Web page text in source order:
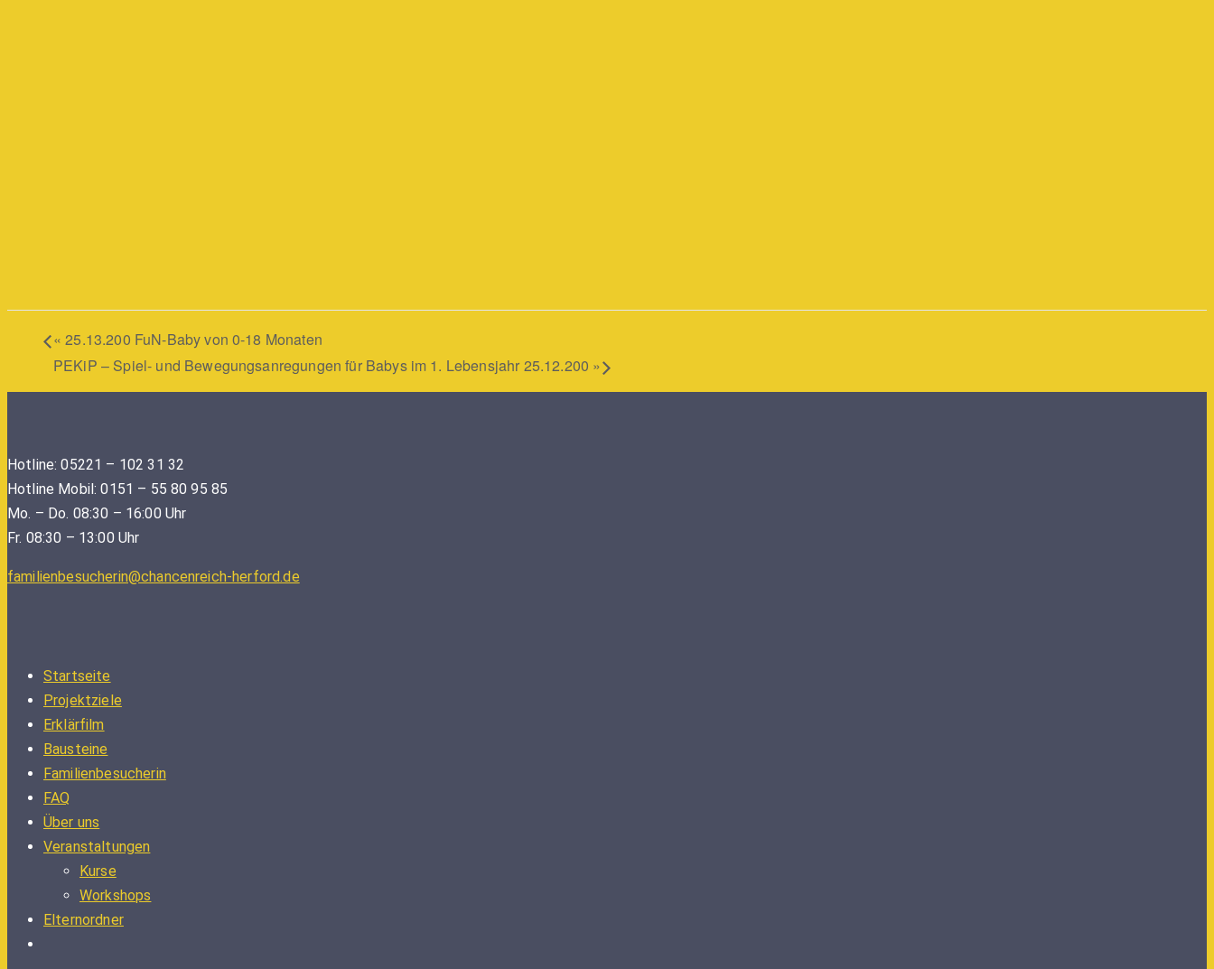
« 25.13.200 FuN-Baby von 0-18 Monaten
PEKiP – Spiel- und Bewegungsanregungen für Babys im 1. Lebensjahr 25.12.200 »
Hotline: 05221 – 102 31 32
Hotline Mobil: 0151 – 55 80 95 85
Mo. – Do. 08:30 – 16:00 Uhr
Fr. 08:30 – 13:00 Uhr
familienbesucherin@chancenreich-herford.de
Startseite
Projektziele
Erklärfilm
Bausteine
Familienbesucherin
FAQ
Über uns
Veranstaltungen
Kurse
Workshops
Elternordner